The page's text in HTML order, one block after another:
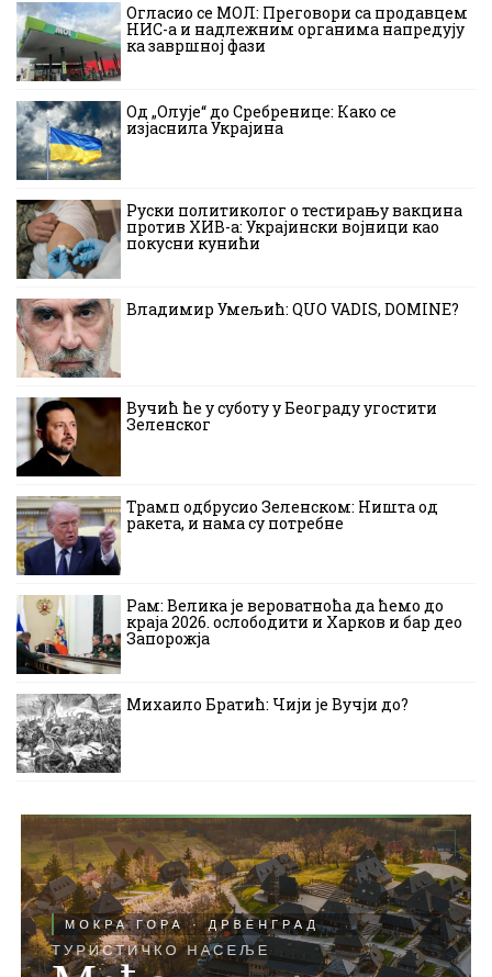
Огласио се МОЛ: Преговори са продавцем
НИС-а и надлежним органима напредују
ка завршној фази
Од „Олује“ до Сребренице: Како се
изјаснила Украјина
Руски политиколог о тестирању вакцина
против ХИВ-а: Украјински војници као
покусни кунићи
Владимир Умељић: QUO VADIS, DOMINE?
Вучић ће у суботу у Београду угостити
Зеленског
Трамп одбрусио Зеленском: Ништа од
ракета, и нама су потребне
Рам: Велика је вероватноћа да ћемо до
краја 2026. ослободити и Харков и бар део
Запорожја
Михаило Братић: Чији је Вучји до?